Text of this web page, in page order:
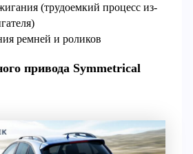
(трудоемкий процесс из-
ремней и роликов
привода Symmetrical